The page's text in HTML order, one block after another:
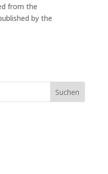
from the
by the